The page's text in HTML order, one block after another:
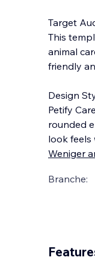
Target
This
animal
friendly
Design
Petify
rounded
look feels
Weniger
Branche: